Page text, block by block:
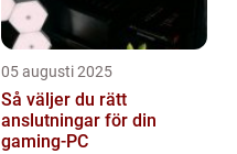
05 augusti 2025
Så väljer du rätt
anslutningar för din
gaming-PC